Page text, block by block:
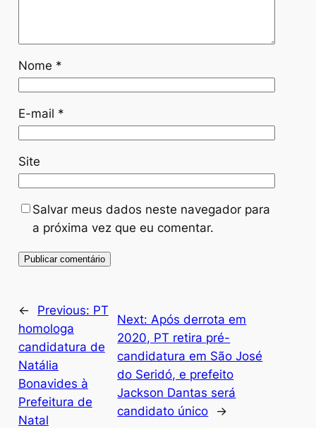
Nome *
E-mail *
Site
Salvar meus dados neste navegador para
a próxima vez que eu comentar.
← Previous: PT
homologa
candidatura de
Natália
Bonavides à
Prefeitura de
Natal
Next: Após derrota em
2020, PT retira pré-
candidatura em São José
do Seridó, e prefeito
Jackson Dantas será
candidato único
→